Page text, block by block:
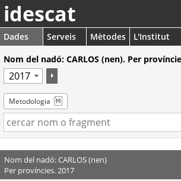
idescat
Dades Serveis Mètodes
L'Institut
Nom del nadó: CARLOS (nen). Per
Metodologia
Nom del nadó: CARLOS (nen)
Per províncies. 2017